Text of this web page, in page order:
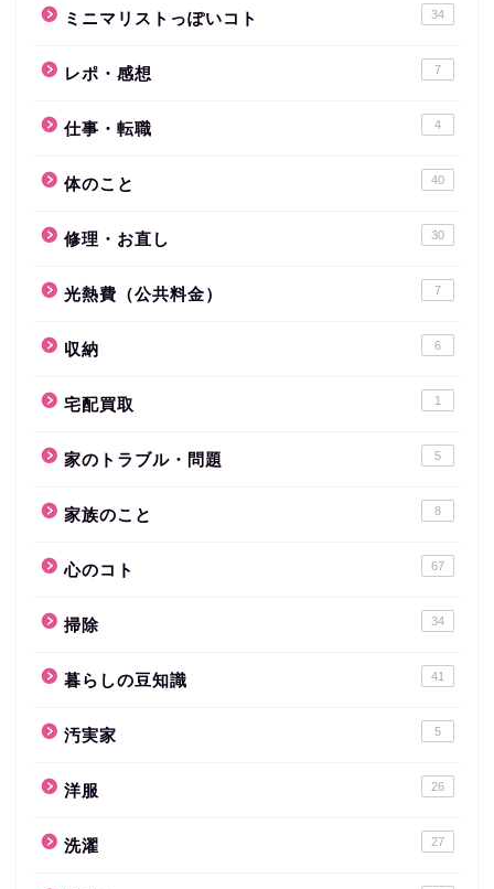
ミニマリストっぽいコト 34
レポ・感想 7
仕事・転職 4
体のこと 40
修理・お直し 30
光熱費（公共料金） 7
収納 6
宅配買取 1
家のトラブル・問題 5
家族のこと 8
心のコト 67
掃除 34
暮らしの豆知識 41
汚実家 5
洋服 26
洗濯 27